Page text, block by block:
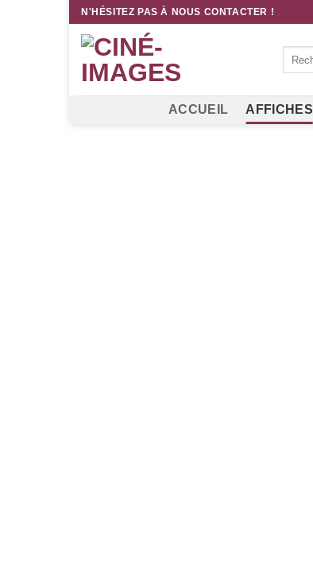
Passer
contenu
N'HÉSITEZ PAS À NOUS CONTACTER !
ACCUEIL AFFICHES